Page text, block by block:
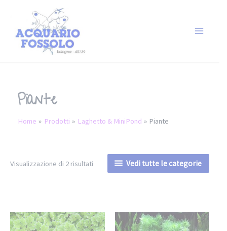
Piante
Home Prodotti Laghetto & MiniPond Piante
Visualizzazione di 2 risultati Vedi tutte le categorie